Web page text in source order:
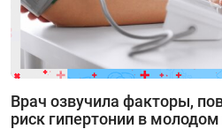
Врач озвучила факторы,
риск гипертонии в молодом